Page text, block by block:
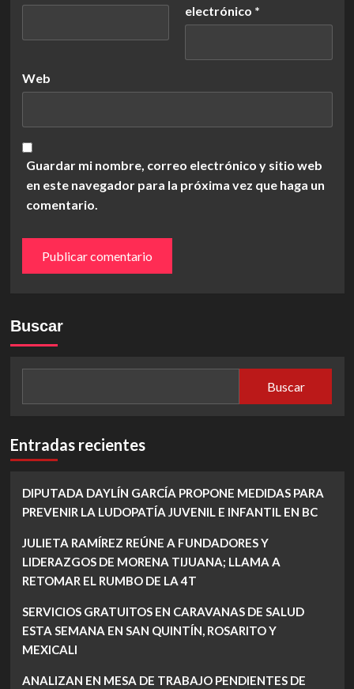
electrónico *
Web
Guardar mi nombre, correo electrónico y sitio web
en este navegador para la próxima vez que haga un
comentario.
Buscar
Buscar
Entradas recientes
DIPUTADA DAYLÍN GARCÍA PROPONE MEDIDAS PARA
PREVENIR LA LUDOPATÍA JUVENIL E INFANTIL EN BC
JULIETA RAMÍREZ REÚNE A FUNDADORES Y
LIDERAZGOS DE MORENA TIJUANA; LLAMA A
RETOMAR EL RUMBO DE LA 4T
SERVICIOS GRATUITOS EN CARAVANAS DE SALUD
ESTA SEMANA EN SAN QUINTÍN, ROSARITO Y
MEXICALI
ANALIZAN EN MESA DE TRABAJO PENDIENTES DE